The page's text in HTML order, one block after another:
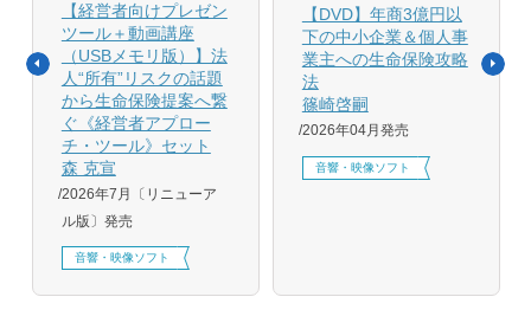
【経営者向けプレゼン
ツール＋動画講座
（USBメモリ版）】法
人“所有”リスクの話題
から生命保険提案へ繋
ぐ《経営者アプロー
チ・ツール》セット
森 克宣
2026年7月〔リニューア
ル版〕発売
音響・映像ソフト
【DVD】年商3億円以
下の中小企業＆個人事
業主への生命保険攻略
法
篠崎啓嗣
2026年04月発売
音響・映像ソフト